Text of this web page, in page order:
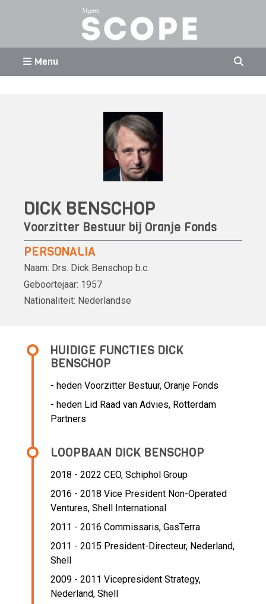
Menu
DICK BENSCHOP
Voorzitter Bestuur bij Oranje Fonds
PERSONALIA
Naam: Drs. Dick Benschop b.c.
Geboortejaar: 1957
Nationaliteit: Nederlandse
HUIDIGE FUNCTIES DICK
BENSCHOP
- heden Voorzitter Bestuur, Oranje Fonds
- heden Lid Raad van Advies, Rotterdam
Partners
LOOPBAAN DICK BENSCHOP
2018 - 2022 CEO, Schiphol Group
2016 - 2018 Vice President Non-Operated
Ventures, Shell International
2011 - 2016 Commissaris, GasTerra
2011 - 2015 President-Directeur, Nederland,
Shell
2009 - 2011 Vicepresident Strategy,
Nederland, Shell